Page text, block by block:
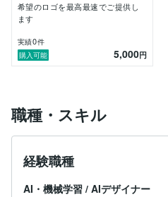
希望のロゴを最高最速でご提供し
ます
実績0件
購入可能
5,000円
職種・スキル
経験職種
AI・機械学習 / AIデザイナー